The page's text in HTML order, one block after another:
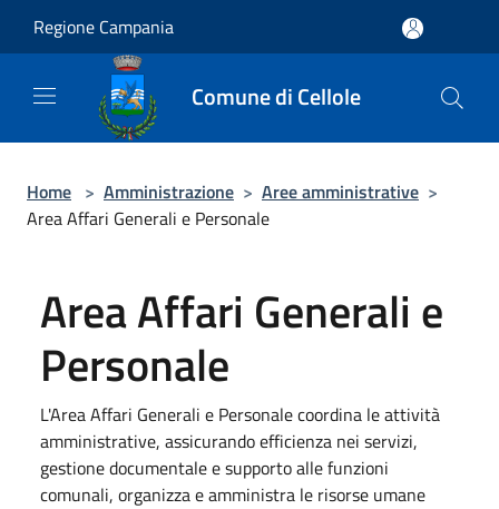
Regione Campania
Comune di Cellole
Home > Amministrazione > Aree amministrative >
Area Affari Generali e Personale
Area Affari Generali e
Personale
L'Area Affari Generali e Personale coordina le attività
amministrative, assicurando efficienza nei servizi,
gestione documentale e supporto alle funzioni
comunali, organizza e amministra le risorse umane